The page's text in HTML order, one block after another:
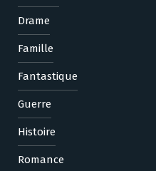
Drame
Famille
Fantastique
Guerre
Histoire
Romance